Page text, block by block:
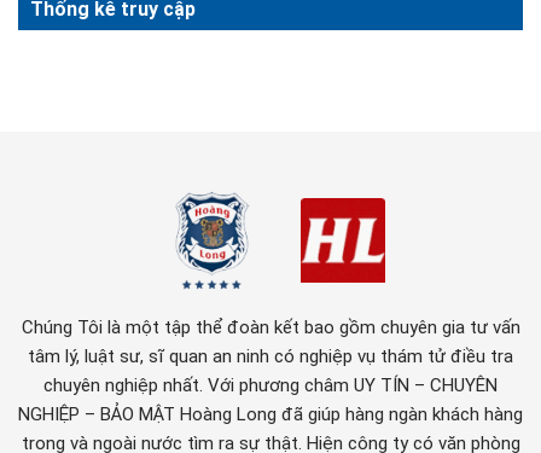
Thống kê truy cập
Chúng Tôi là một tập thể đoàn kết bao gồm chuyên gia tư vấn
tâm lý, luật sư, sĩ quan an ninh có nghiệp vụ thám tử điều tra
chuyên nghiệp nhất. Với phương châm UY TÍN – CHUYÊN
NGHIỆP – BẢO MẬT Hoàng Long đã giúp hàng ngàn khách hàng
trong và ngoài nước tìm ra sự thật. Hiện công ty có văn phòng